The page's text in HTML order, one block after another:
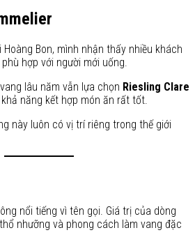
Bon, mình nhận thấy nhiều khách
hợp với người mới uống.
lâu năm vẫn lựa chọn Riesling Clare
năng kết hợp món ăn rất tốt.
này luôn có vị trí riêng trong thế giới
nổi tiếng vì tên gọi. Giá trị của dòng
nhưỡng và phong cách làm vang đặc